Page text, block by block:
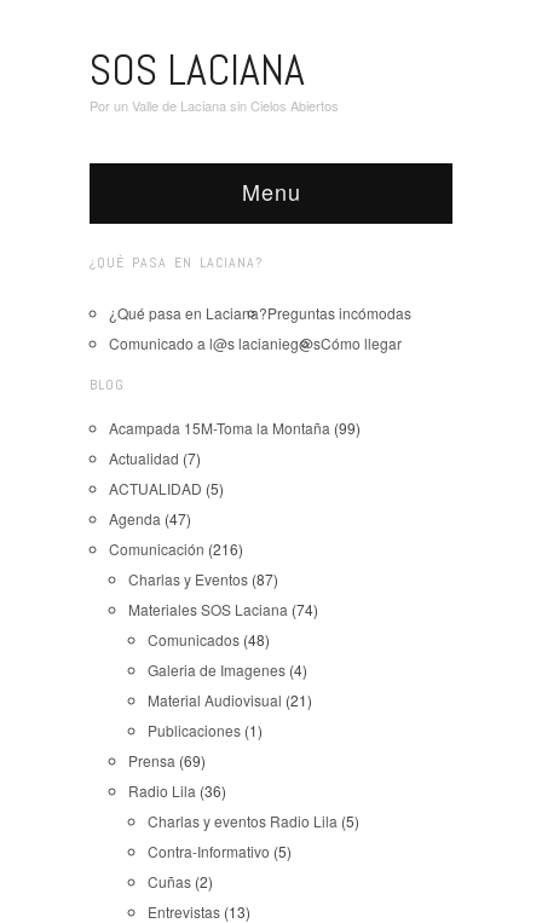
SOS LACIANA
Por un Valle de Laciana sin Cielos Abiertos
Menu
¿QUÉ PASA EN LACIANA?
¿Qué pasa en Laciana?Preguntas incómodas
Comunicado a l@s lacianieg@sCómo llegar
BLOG
Acampada 15M-Toma la Montaña (99)
Actualidad (7)
ACTUALIDAD (5)
Agenda (47)
Comunicación (216)
Charlas y Eventos (87)
Materiales SOS Laciana (74)
Comunicados (48)
Galeria de Imagenes (4)
Material Audiovisual (21)
Publicaciones (1)
Prensa (69)
Radio Lila (36)
Charlas y eventos Radio Lila (5)
Contra-Informativo (5)
Cuñas (2)
Entrevistas (13)